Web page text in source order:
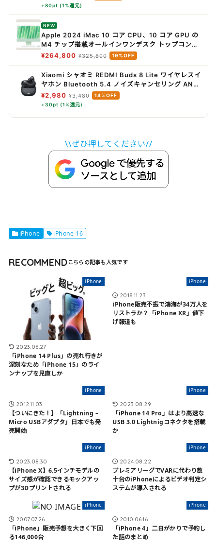
段階風量調整 充電式バッテリー搭載 リモコン付き
梅雨対策 省エネ
+80pt (1%還元)
NEW
Apple 2024 iMac 10 コア CPU、10 コア GPU の
M4 チップ搭載オールインワンデスク トップコンピ
ュータ: Apple Intelligence のために設計、24 イ
モリ、512GBの SSD ストレージ、ボディと同じカ
ラーのアクセサリ、iPhone や iPad との連係機能 -
¥264,800 ¥325,800 19%OFF
Xiaomi シャオミ REDMI Buds 8 Lite ワイヤレスイ
ヤホン Bluetooth 5.4 ノイズキャンセリング ANC
36時間再生
¥2,980 ¥3,480
14%OFF
+30pt (1%還元)
\\ぜひ押してください//
iPhone iPhone 16
RECOMMEND
iPhone
2023.06.27
「iPhone 14 Plus」の売れ行きが
深刻なため「iPhone 15」のライ
ンナップを見直しか
iPhone
2018.11.23
iPhone販売不振で鴻海が34万人を
リストラか？「iPhone XR」値下
げ報道も
iPhone
2012.11.03
【ついにきた！】「Lightning –
Micro USBアダプタ」日本でも発
売開始
iPhone
2023.08.29
「iPhone 14 Pro」はより高速な
USB 3.0 Lightnigコネクタを搭載
か
iPhone
2023.08.30
【iPhone X】6.5インチモデルの
サイズ感が確認できるモックアッ
プが3Dプリントされる
iPhone
2024.08.22
プレミアリーグでVARに代わり数
十台のiPhoneによるビデオ判定シ
ステムが導入される
iPhone
2007.07.26
「iPhone」販売予想を大きく下回
る146,000台
iPhone
2010.06.16
「iPhone 4」二日がかりで予約し
た話のまとめ